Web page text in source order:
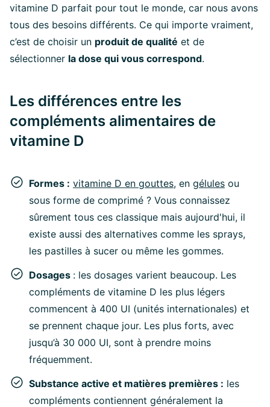
vitamine D parfait pour tout le monde, car nous avons
tous des besoins différents. Ce qui importe vraiment,
c’est de choisir un produit de qualité et de
sélectionner la dose qui vous correspond.
Les différences entre les
compléments alimentaires de
vitamine D
Formes : vitamine D en gouttes, en gélules ou
sous forme de comprimé ? Vous connaissez
sûrement tous ces classique mais aujourd'hui, il
existe aussi des alternatives comme les sprays,
les pastilles à sucer ou même les gommes.
Dosages : les dosages varient beaucoup. Les
compléments de vitamine D les plus légers
commencent à 400 UI (unités internationales) et
se prennent chaque jour. Les plus forts, avec
jusqu’à 30 000 UI, sont à prendre moins
fréquemment.
Substance active et matières premières : les
compléments contiennent généralement la